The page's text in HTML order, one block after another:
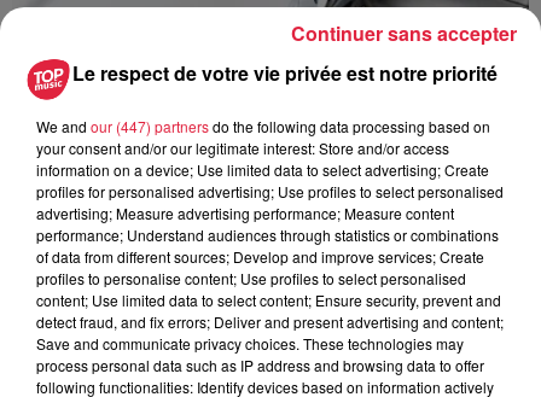
À Hoerdt, de l’eau brune sort des robinets
Depuis plusieurs jours, des habitants de Hoerdt ont vu de
Le respect de votre vie privée est notre priorité
We and our (447) partnersdo the following data processing based on
your consent and/or our legitimate interest: Store and/or access
information on a device; Use limited data to select advertising; Create
profiles for personalised advertising; Use profiles to select personalised
advertising; Measure advertising performance; Measure content
performance; Understand audiences through statistics or combinations
of data from different sources; Develop and improve services; Create
profiles to personalise content; Use profiles to select personalised
content; Use limited data to select content; Ensure security, prevent and
detect fraud, and fix errors; Deliver and present advertising and content;
Save and communicate privacy choices. These technologies may
process personal data such as IP address and browsing data to offer
following functionalities: Identify devices based on information actively
Continuer sans accepter